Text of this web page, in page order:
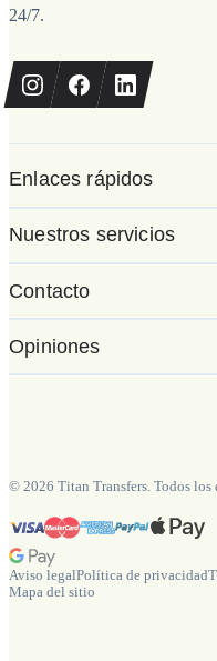
24/7.
Enlaces rápidos
Nuestros servicios
Contacto
Opiniones
© 2026 Titan Transfers. Todos los
Aviso legalPolítica de privacidad
Mapa del sitio